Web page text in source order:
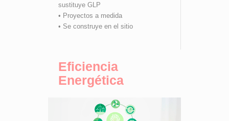
sustituye GLP
• Proyectos a medida
• Se construye en el sitio
Eficiencia
Energética